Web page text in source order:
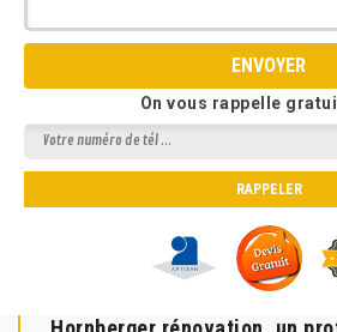
On vous rappelle